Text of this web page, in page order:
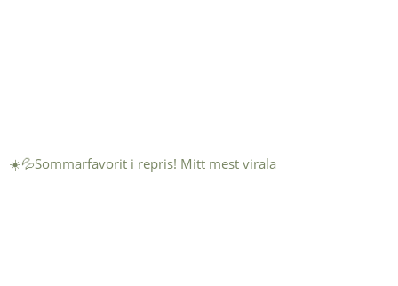
☀️💦Sommarfavorit i repris! Mitt mest virala